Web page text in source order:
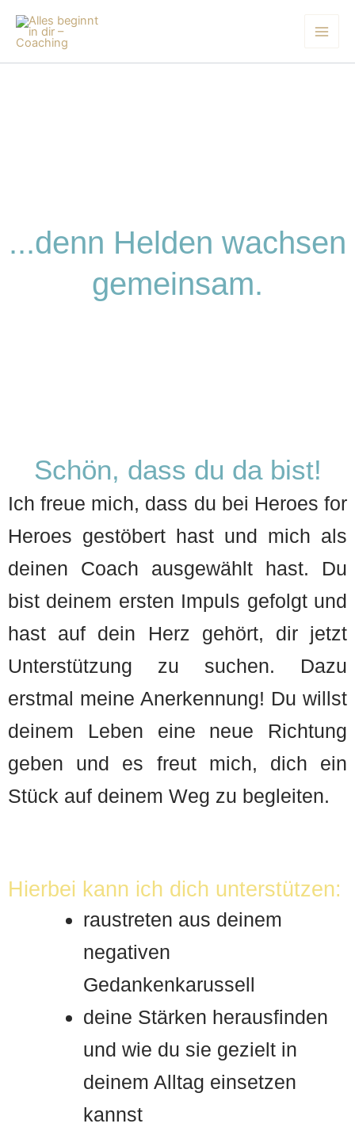
Inhalt
springen
...denn Helden wachsen
gemeinsam.
Schön, dass du da bist!
Ich freue mich, dass du bei Heroes for
Heroes gestöbert hast und mich als
deinen Coach ausgewählt hast. Du
bist deinem ersten Impuls gefolgt und
hast auf dein Herz gehört, dir jetzt
Unterstützung zu suchen. Dazu
erstmal meine Anerkennung! Du willst
deinem Leben eine neue Richtung
geben und es freut mich, dich ein
Stück auf deinem Weg zu begleiten.
Hierbei kann ich dich unterstützen:
raustreten aus deinem
negativen
Gedankenkarussell
deine Stärken herausfinden
und wie du sie gezielt in
deinem Alltag einsetzen
kannst